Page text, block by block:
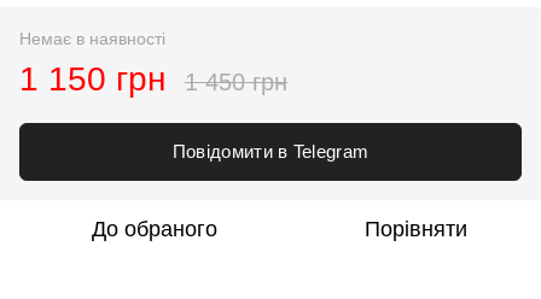
Немає в наявності
1 150 грн 1 450 грн
Повідомити в Telegram
До обраного Порівняти